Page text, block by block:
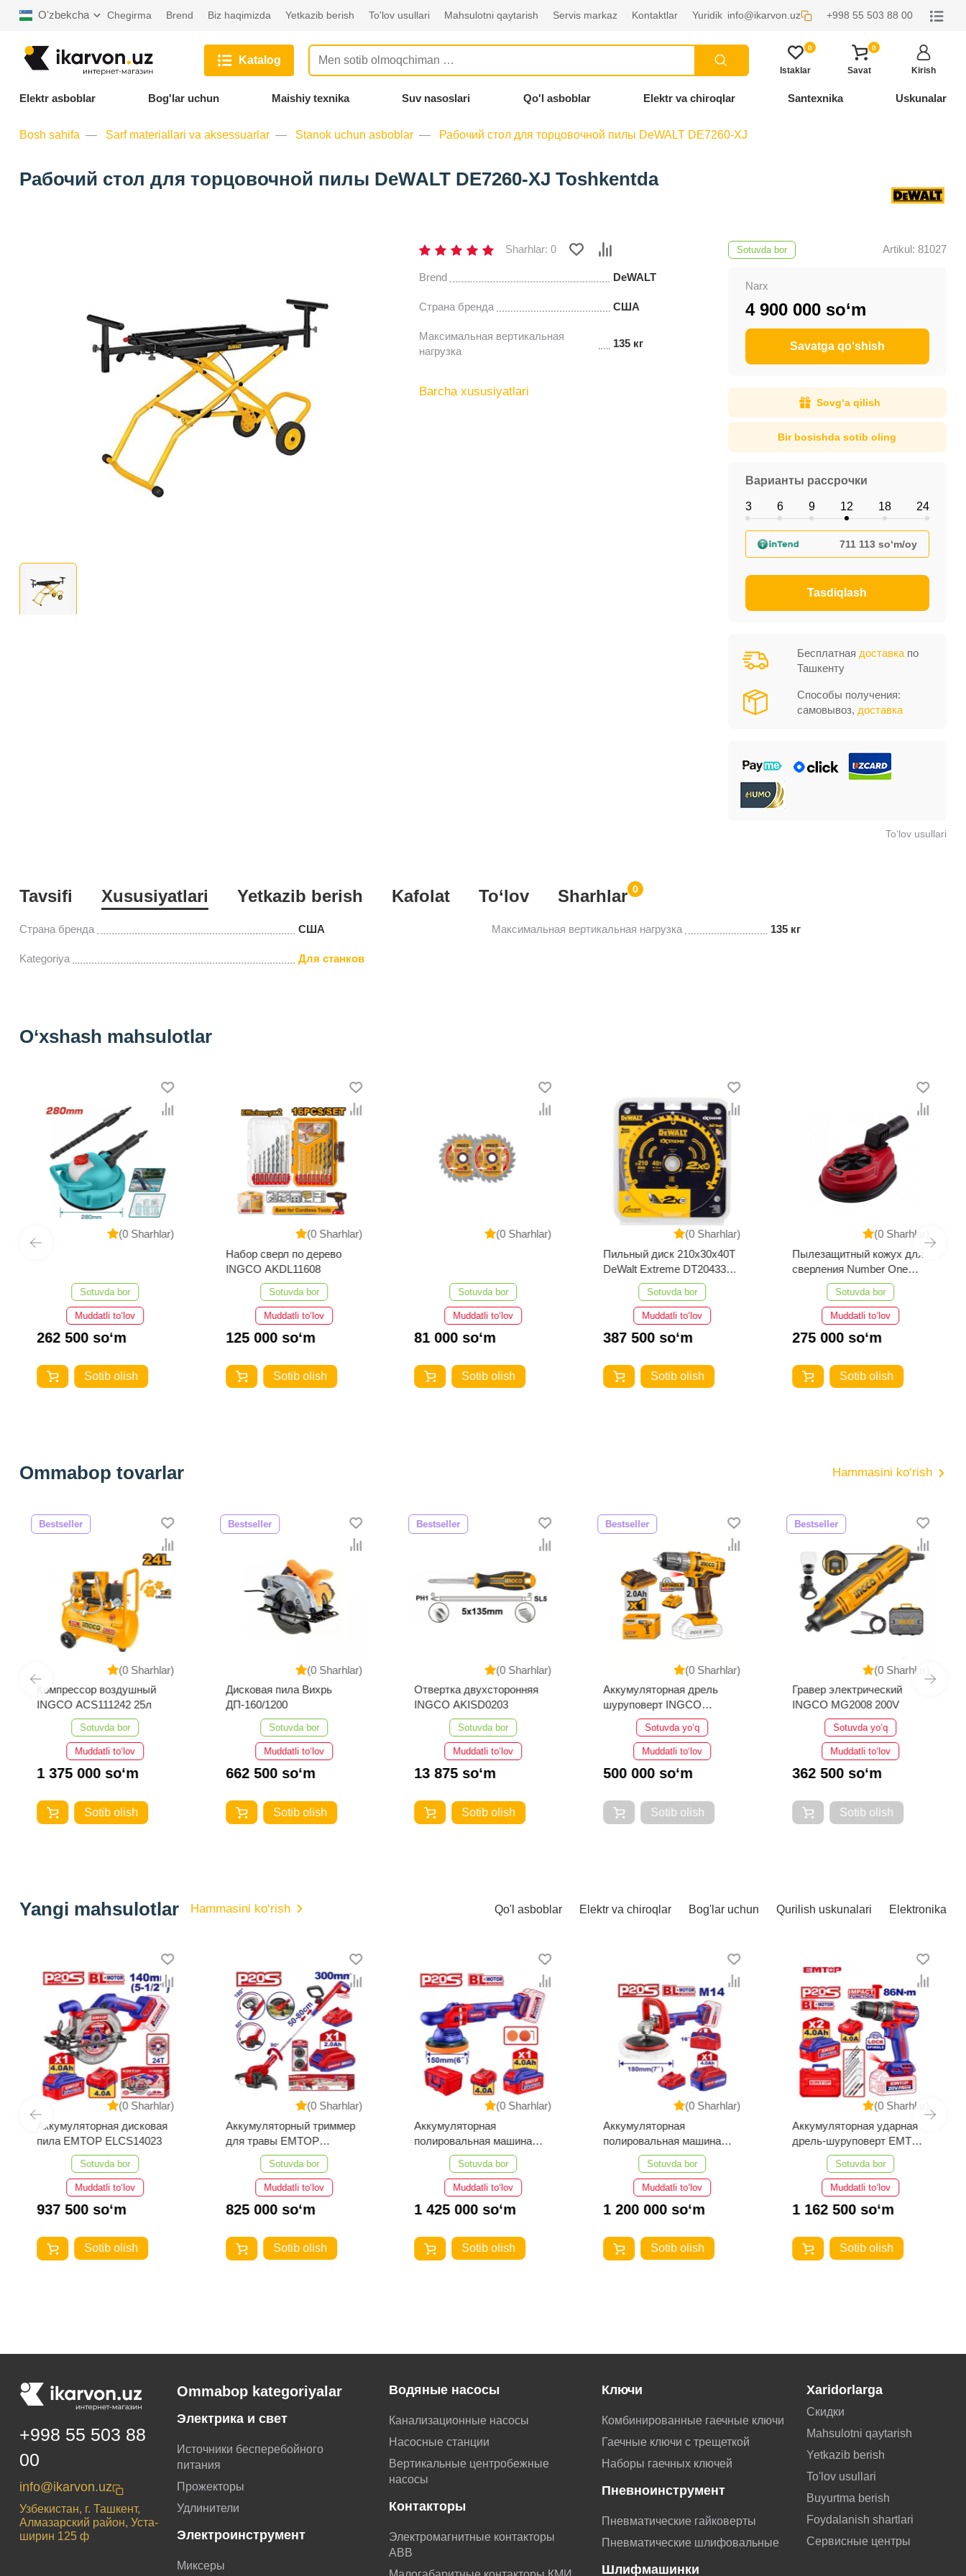
Oʻzbekcha Chegirma Brend Biz haqimizda Yetkazib berish To'lov usullari Mahsulotni qaytarish Servis markaz Kontaktlar Yuridik info@ikarvon.uz +998 55 503 88 00
Katalog
0
Istaklar
0
Savat Kirish
Elektr asboblar Bog'lar uchun Maishiy texnika Suv nasoslari Qo'l asboblar Elektr va chiroqlar Santexnika Uskunalar
Bosh sahifa Sarf materiallari va aksessuarlar Stanok uchun asboblar Рабочий стол для торцовочной пилы DeWALT DE7260-XJ
Рабочий стол для торцовочной пилы DeWALT DE7260-XJ Toshkentda
Sharhlar: 0
Brend DeWALT
Страна бренда США
Максимальная вертикальная
нагрузка
135 кг
Barcha xususiyatlari
Sotuvda bor Artikul: 81027
Narx
4 900 000 so‘m
Savatga qo‘shish
Sovg‘a qilish
Bir bosishda sotib oling
Варианты рассрочки
3 6 9 12 18 24
711 113 so‘m/oy
Tasdiqlash
Бесплатная доставкапо
Ташкенту
Способы получения:
самовывоз, доставка
To‘lov usullari
Tavsifi Xususiyatlari Yetkazib berish Kafolat To‘lov 0
Sharhlar
Страна бренда США
Kategoriya Для станков
Максимальная вертикальная нагрузка 135 кг
O‘xshash mahsulotlar
(0 Sharhlar)
Sotuvda bor
Muddatli to‘lov
262 500 so‘m
Sotib olish
(0 Sharhlar)
Набор сверл по дерево
INGCO AKDL11608
Sotuvda bor
Muddatli to‘lov
125 000 so‘m
Sotib olish
(0 Sharhlar)
Sotuvda bor
Muddatli to‘lov
81 000 so‘m
Sotib olish
(0 Sharhlar)
Пильный диск 210x30х40T
DeWalt Extreme DT20433-
Sotuvda bor
Muddatli to‘lov
387 500 so‘m
Sotib olish
(0 Sharhlar)
Пылезащитный кожух для
сверления Number One
Sotuvda bor
Muddatli to‘lov
275 000 so‘m
Sotib olish
Ommabop tovarlar Hammasini ko‘rish
(0 Sharhlar)
Bestseller
Компрессор воздушный
INGCO ACS111242 25л
Sotuvda bor
Muddatli to‘lov
1 375 000 so‘m
Sotib olish
(0 Sharhlar)
Bestseller
Дисковая пила Вихрь
ДП-160/1200
Sotuvda bor
Muddatli to‘lov
662 500 so‘m
Sotib olish
(0 Sharhlar)
Bestseller
Отвертка двухсторонняя
INGCO AKISD0203
Sotuvda bor
Muddatli to‘lov
13 875 so‘m
Sotib olish
(0 Sharhlar)
Bestseller
Аккумуляторная дрель
шуруповерт INGCO
CDLI200518
Sotuvda yo‘q
Muddatli to‘lov
500 000 so‘m
Sotib olish
(0 Sharhlar)
Bestseller
Гравер электрический
INGCO MG2008 200V
Sotuvda yo‘q
Muddatli to‘lov
362 500 so‘m
Sotib olish
Yangi mahsulotlar Hammasini ko‘rish Qo'l asboblar Elektr va chiroqlar Bog'lar uchun Qurilish uskunalari Elektronika
(0 Sharhlar)
Аккумуляторная дисковая
пила EMTOP ELCS14023
Sotuvda bor
Muddatli to‘lov
937 500 so‘m
Sotib olish
(0 Sharhlar)
Аккумуляторный триммер
для травы EMTOP
ELGT203285
Sotuvda bor
Muddatli to‘lov
825 000 so‘m
Sotib olish
(0 Sharhlar)
Аккумуляторная
полировальная машина
EMTOP ELAP20158
Sotuvda bor
Muddatli to‘lov
1 425 000 so‘m
Sotib olish
(0 Sharhlar)
Аккумуляторная
полировальная машина
EMTOP ELAP20188
Sotuvda bor
Muddatli to‘lov
1 200 000 so‘m
Sotib olish
(0 Sharhlar)
Аккумуляторная ударная
дрель-шуруповерт EMTOP
ECIDL208682
Sotuvda bor
Muddatli to‘lov
1 162 500 so‘m
Sotib olish
+998 55 503 88
00
info@ikarvon.uz
Узбекистан, г. Ташкент,
Алмазарский район, Уста-
ширин 125 ф
Ommabop kategoriyalar
Электрика и свет
Источники бесперебойного
питания
Прожекторы
Удлинители
Электроинструмент
Миксеры
Водяные насосы
Канализационные насосы
Насосные станции
Вертикальные центробежные
насосы
Контакторы
Электромагнитные контакторы
АВВ
Ключи
Комбинированные гаечные ключи
Гаечные ключи с трещеткой
Наборы гаечных ключей
Пневноинструмент
Пневматические гайковерты
Пневматические шлифовальные
Шлифмашинки
Xaridorlarga
Скидки
Mahsulotni qaytarish
Yetkazib berish
To'lov usullari
Buyurtma berish
Foydalanish shartlari
Сервисные центры